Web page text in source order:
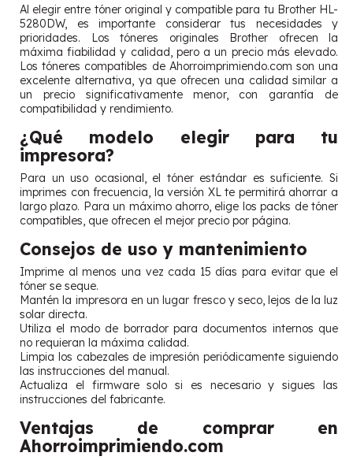
Al elegir entre tóner original y compatible para tu Brother HL-
5280DW, es importante considerar tus necesidades y
prioridades. Los tóneres originales Brother ofrecen la
máxima fiabilidad y calidad, pero a un precio más elevado.
Los tóneres compatibles de Ahorroimprimiendo.com son una
excelente alternativa, ya que ofrecen una calidad similar a
un precio significativamente menor, con garantía de
compatibilidad y rendimiento.
¿Qué modelo elegir para tu
impresora?
Para un uso ocasional, el tóner estándar es suficiente. Si
imprimes con frecuencia, la versión XL te permitirá ahorrar a
largo plazo. Para un máximo ahorro, elige los packs de tóner
compatibles, que ofrecen el mejor precio por página.
Consejos de uso y mantenimiento
Imprime al menos una vez cada 15 días para evitar que el
tóner se seque.
Mantén la impresora en un lugar fresco y seco, lejos de la luz
solar directa.
Utiliza el modo de borrador para documentos internos que
no requieran la máxima calidad.
Limpia los cabezales de impresión periódicamente siguiendo
las instrucciones del manual.
Actualiza el firmware solo si es necesario y sigues las
instrucciones del fabricante.
Ventajas de comprar en
Ahorroimprimiendo.com